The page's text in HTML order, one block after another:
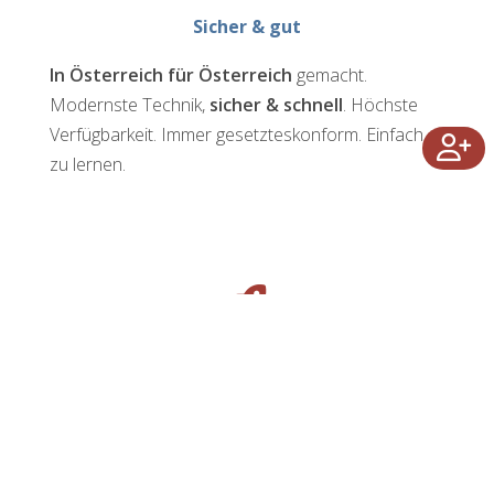
Sicher & gut
In Österreich für Österreich gemacht.
Modernste Technik, sicher & schnell. Höchste
Verfügbarkeit. Immer gesetzteskonform. Einfach
zu lernen.